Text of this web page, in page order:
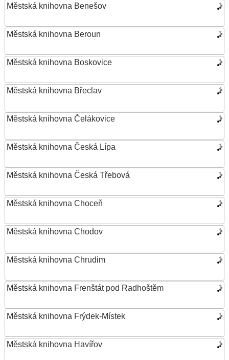
Městská knihovna Benešov
Městská knihovna Beroun
Městská knihovna Boskovice
Městská knihovna Břeclav
Městská knihovna Čelákovice
Městská knihovna Česká Lípa
Městská knihovna Česká Třebová
Městská knihovna Choceň
Městská knihovna Chodov
Městská knihovna Chrudim
Městská knihovna Frenštát pod Radhoštěm
Městská knihovna Frýdek-Místek
Městská knihovna Havířov